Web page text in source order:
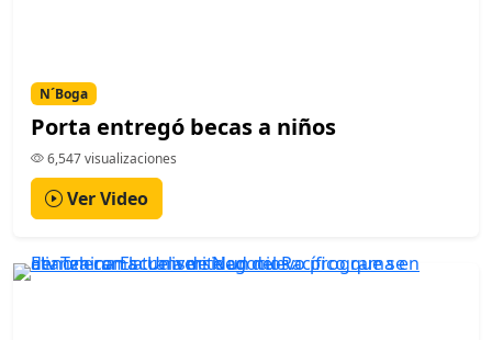
N´Boga
Porta entregó becas a niños
6,547 visualizaciones
Ver Video